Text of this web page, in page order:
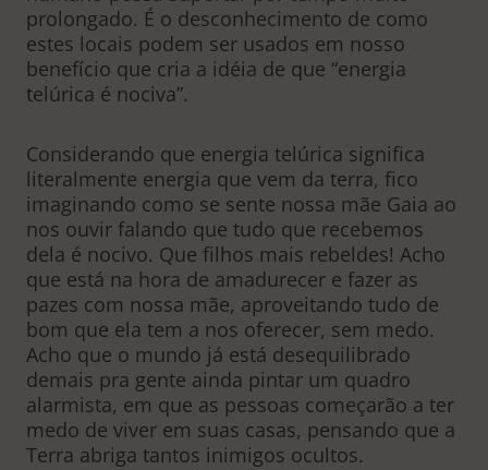
prolongado. É o desconhecimento de como
estes locais podem ser usados em nosso
benefício que cria a idéia de que “energia
telúrica é nociva”.
Considerando que energia telúrica significa
literalmente energia que vem da terra, fico
imaginando como se sente nossa mãe Gaia ao
nos ouvir falando que tudo que recebemos
dela é nocivo. Que filhos mais rebeldes! Acho
que está na hora de amadurecer e fazer as
pazes com nossa mãe, aproveitando tudo de
bom que ela tem a nos oferecer, sem medo.
Acho que o mundo já está desequilibrado
demais pra gente ainda pintar um quadro
alarmista, em que as pessoas começarão a ter
medo de viver em suas casas, pensando que a
Terra abriga tantos inimigos ocultos.